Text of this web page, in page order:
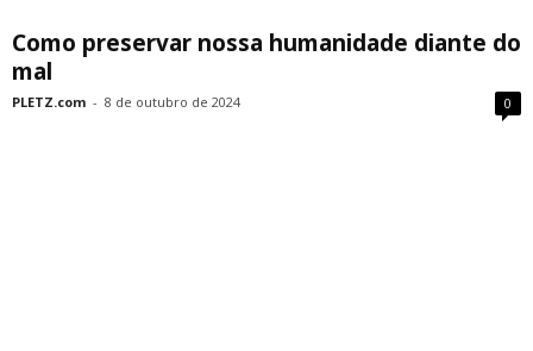
Como preservar nossa humanidade diante do
mal
PLETZ.com - 8 de outubro de 2024 0